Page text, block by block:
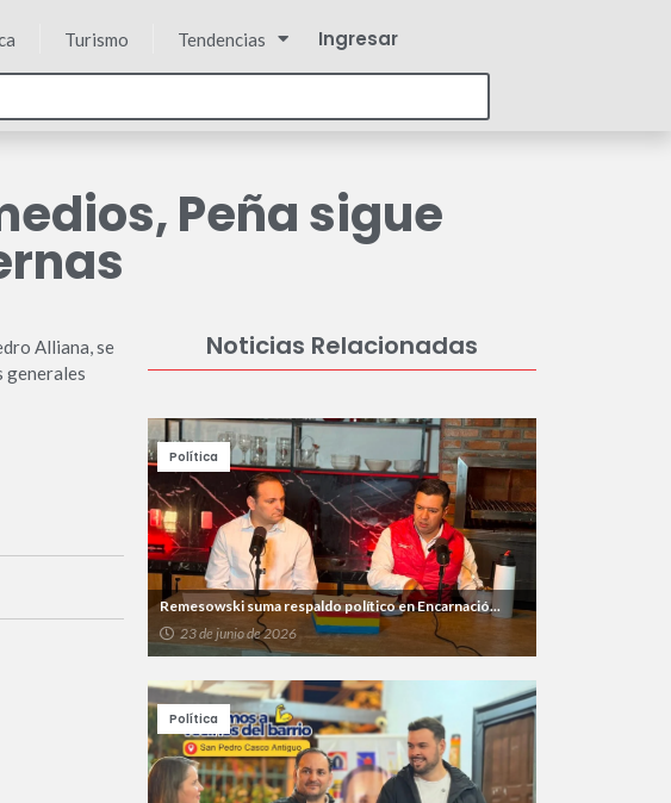
Turismo Tendencias Ingresar
Peña sigue
Alliana, se
generales
Noticias Relacionadas
Remesowski suma respaldo político en Encarnació...
23 de junio de 2026
Política
Política